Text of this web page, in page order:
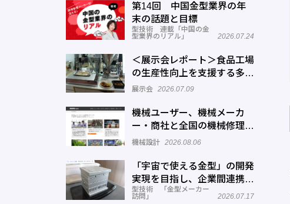
第14回 中国金型業界の年
末の話題と目標
型技術 連載「中国の金
型業界のリアル」
2026.07.24
＜展示会レポート＞食品工場
の生産性向上を支援する多様
なソリューションが出展
催
展示会 2026.07.09
機械ユーザー、機械メーカ
ー・商社と全国の機械修理業
者をマッチングするサービス
機械設計 2026.08.06
「宇宙で使える金型」の開発
実現を目指し、企業間連携を
推進―ワールド工業
型技術 「金型メーカー
訪問」
2026.07.17